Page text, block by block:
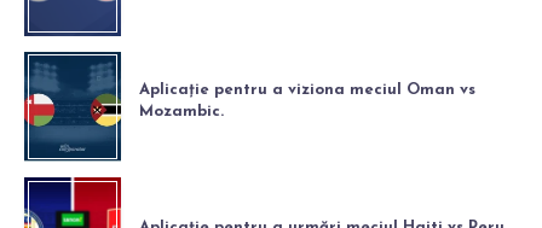
Aplicație pentru a viziona meciul Oman vs
Mozambic.